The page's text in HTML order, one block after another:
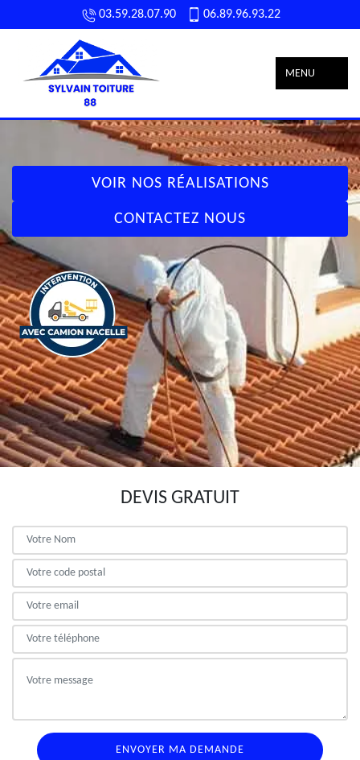
03.59.28.07.90 06.89.96.93.22
MENU
VOIR NOS RÉALISATIONS
CONTACTEZ NOUS
DEVIS GRATUIT